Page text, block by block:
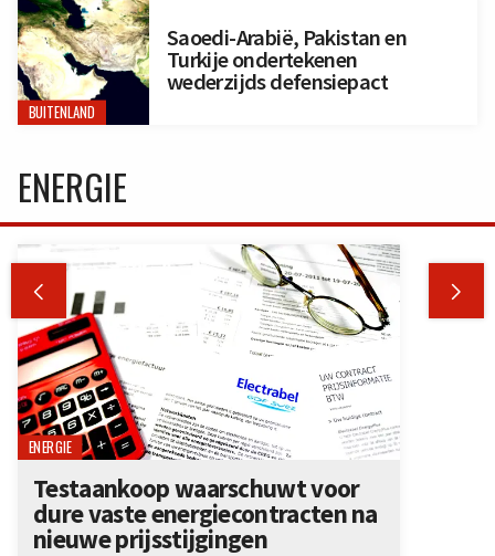
BUITENLAND
Saoedi-Arabië, Pakistan en
Turkije ondertekenen
wederzijds defensiepact
ENERGIE
 
ENERGIE
Testaankoop waarschuwt voor
dure vaste energiecontracten na
nieuwe prijsstijgingen